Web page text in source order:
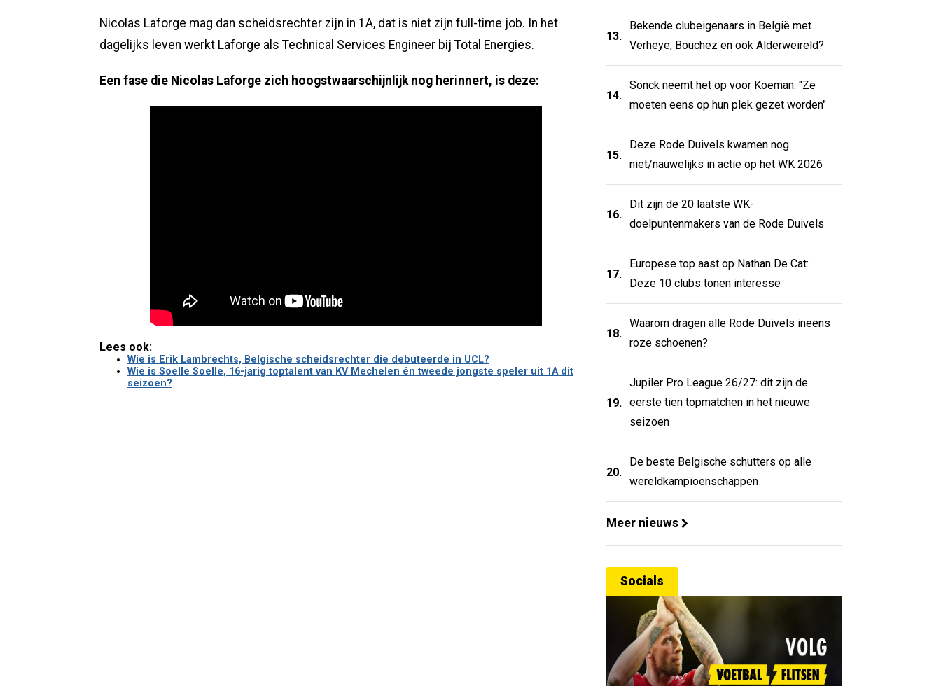
Nicolas Laforge mag dan scheidsrechter zijn in 1A, dat is niet zijn full-time job. In het
dagelijks leven werkt Laforge als Technical Services Engineer bij Total Energies.
Een fase die Nicolas Laforge zich hoogstwaarschijnlijk nog herinnert, is deze:
Lees ook:
Wie is Erik Lambrechts, Belgische scheidsrechter die debuteerde in UCL?
Wie is Soelle Soelle, 16-jarig toptalent van KV Mechelen én tweede jongste speler uit 1A dit
seizoen?
13.
Bekende clubeigenaars in België met
Verheye, Bouchez en ook Alderweireld?
14.
Sonck neemt het op voor Koeman: "Ze
moeten eens op hun plek gezet worden"
15.
Deze Rode Duivels kwamen nog
niet/nauwelijks in actie op het WK 2026
16.
Dit zijn de 20 laatste WK-
doelpuntenmakers van de Rode Duivels
17.
Europese top aast op Nathan De Cat:
Deze 10 clubs tonen interesse
18.
Waarom dragen alle Rode Duivels ineens
roze schoenen?
19.
Jupiler Pro League 26/27: dit zijn de
eerste tien topmatchen in het nieuwe
seizoen
20.
De beste Belgische schutters op alle
wereldkampioenschappen
Meer nieuws
Socials